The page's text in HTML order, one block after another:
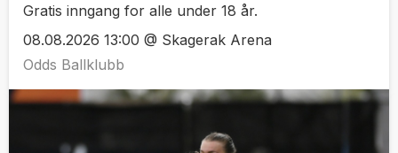
Gratis inngang for alle under 18 år.
08.08.2026 13:00 @ Skagerak Arena
Odds Ballklubb